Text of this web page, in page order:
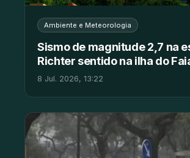
Ambiente e Meteorologia
Sismo de magnitude 2,7 na
Richter sentido na ilha do
8 Jul. 2026, 13:22